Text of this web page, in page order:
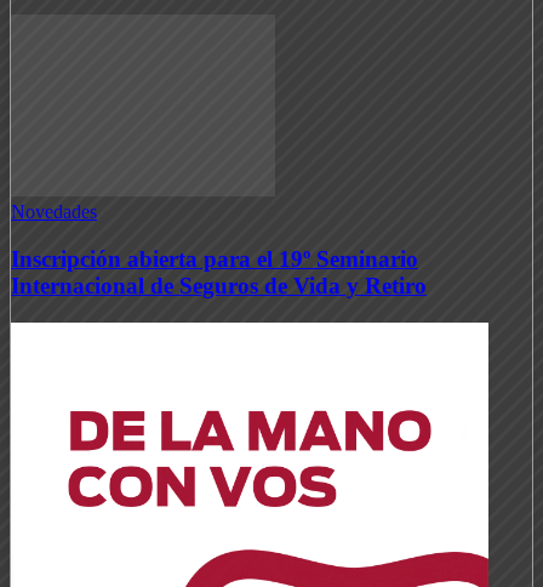
Novedades
Inscripción abierta para el 19º Seminario
Internacional de Seguros de Vida y Retiro